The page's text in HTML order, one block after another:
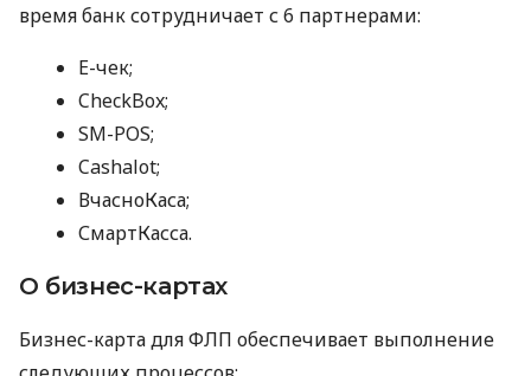
время банк сотрудничает с 6 партнерами:
E-чек;
CheckBox;
SM-POS;
Cashalot;
ВчасноКаса;
СмартКасса.
О бизнес-картах
Бизнес-карта для ФЛП обеспечивает выполнение